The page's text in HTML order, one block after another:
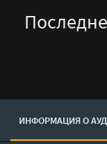
ИНФОРМАЦИЯ О